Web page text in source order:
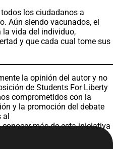
los ciudadanos a
Aún siendo vacunados, el
la vida del individuo,
y que cada cual tome sus
la opinión del autor y no
de Students For Liberty
comprometidos con la
y la promoción del debate
al
más de esta iniciativa